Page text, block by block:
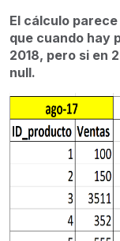
El cálculo
que cuando hay
2018, pero si en
null.